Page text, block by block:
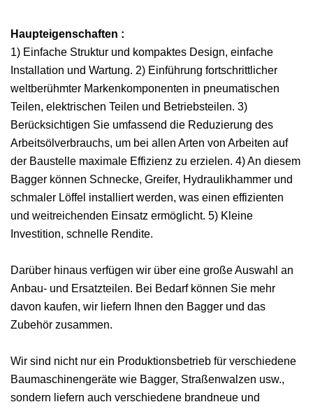
Haupteigenschaften :
1) Einfache Struktur und kompaktes Design, einfache
Installation und Wartung. 2) Einführung fortschrittlicher
weltberühmter Markenkomponenten in pneumatischen
Teilen, elektrischen Teilen und Betriebsteilen. 3)
Berücksichtigen Sie umfassend die Reduzierung des
Arbeitsölverbrauchs, um bei allen Arten von Arbeiten auf
der Baustelle maximale Effizienz zu erzielen. 4) An diesem
Bagger können Schnecke, Greifer, Hydraulikhammer und
schmaler Löffel installiert werden, was einen effizienten
und weitreichenden Einsatz ermöglicht. 5) Kleine
Investition, schnelle Rendite.
Darüber hinaus verfügen wir über eine große Auswahl an
Anbau- und Ersatzteilen. Bei Bedarf können Sie mehr
davon kaufen, wir liefern Ihnen den Bagger und das
Zubehör zusammen.
Wir sind nicht nur ein Produktionsbetrieb für verschiedene
Baumaschinengeräte wie Bagger, Straßenwalzen usw.,
sondern liefern auch verschiedene brandneue und